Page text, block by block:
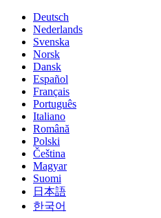
Deutsch
Nederlands
Svenska
Norsk
Dansk
Español
Français
Português
Italiano
Română
Polski
Čeština
Magyar
Suomi
日本語
한국어